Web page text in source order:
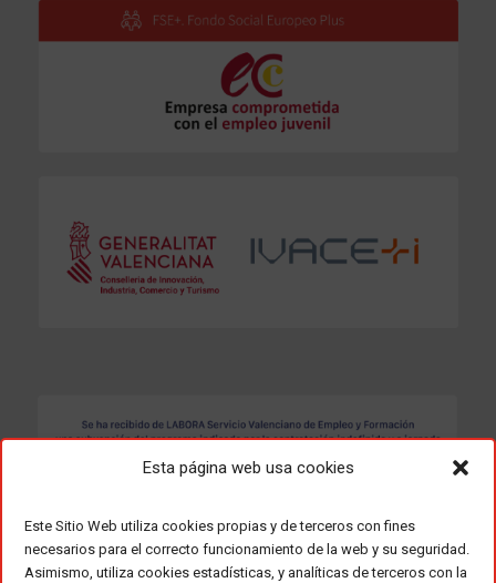
Esta página web usa cookies
Este Sitio Web utiliza cookies propias y de terceros con fines
necesarios para el correcto funcionamiento de la web y su seguridad.
Asimismo, utiliza cookies estadísticas, y analíticas de terceros con la